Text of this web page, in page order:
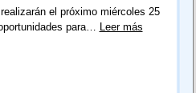
el próximo miércoles 25
para… Leer más